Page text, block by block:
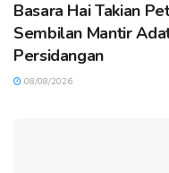
Basara Hai Takian
Sembilan Mantir
Persidangan
08/08/2026